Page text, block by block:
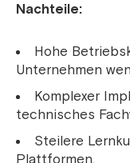
Nachteile:
Hohe
Unternehmen
Komplexer
technisches
Steilere